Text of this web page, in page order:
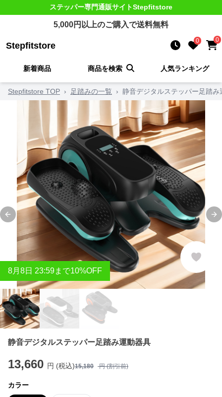
ステッパー専門通販サイトStepfitstore
5,000円以上のご購入で送料無料
Stepfitstore 0 0
新着商品 商品を検索 人気ランキング
Stepfitstore TOP › 足踏みの一覧 › 静音デジタルステッパー足踏み
Previous slide
8月 8日 23:59まで10%OFF
静音デジタルステッパー足踏み運動器具
13,660 円 (税込)15,180 円 (割引前)
カラー